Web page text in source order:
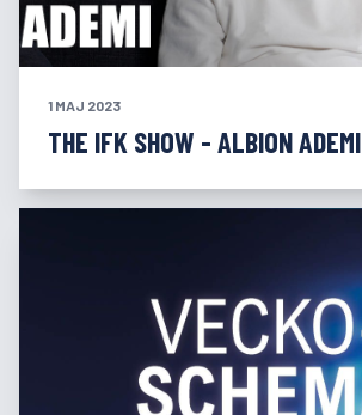
1 MAJ 2023
THE IFK SHOW - ALBION ADEMI